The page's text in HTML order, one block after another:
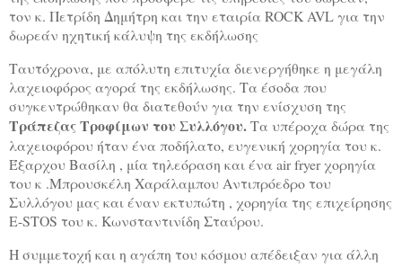
τον κ. Πετρίδη Δημήτρη και την εταιρία ROCKAVLγια την
δωρεάν ηχητική κάλυψη της εκδήλωσης
Ταυτόχρονα, με απόλυτη επιτυχία διενεργήθηκε η μεγάλη
λαχειοφόρος αγορά της εκδήλωσης. Τα έσοδα που
συγκεντρώθηκαν θα διατεθούν για την ενίσχυση της
Τράπεζας Τροφίμων του Συλλόγου.Τα υπέροχα δώρα της
λαχειοφόρου ήταν ένα ποδήλατο, ευγενική χορηγία του κ.
Έξαρχου Βασίλη , μία τηλεόραση και ένα airfryerχορηγία
του κ .Μπρουσκέλη Χαράλαμπου Αντιπρόεδρο του
Συλλόγου μας και έναν εκτυπώτη , χορηγία της επιχείρησης
E-STOS του κ. Κωνσταντινίδη Σταύρου.
Η συμμετοχή και η αγάπη του κόσμου απέδειξαν για άλλη